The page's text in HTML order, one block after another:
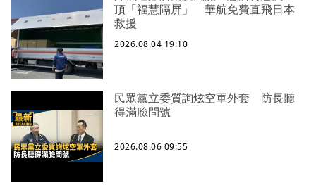
頂「福慧隔屏」 華航免費直飛日本
救援
2026.08.04 19:10
民眾黨立委質詢炫空軍外套 防長聽
得滿臉問號
2026.08.06 09:55